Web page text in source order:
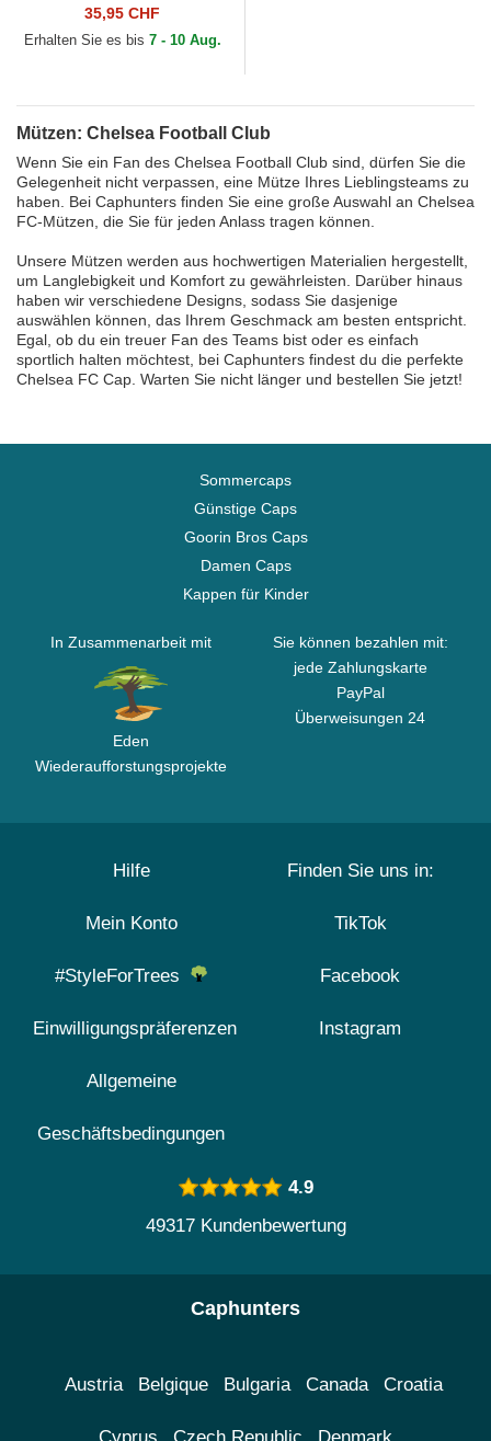
Stretch Snap Iridiscent der
Chelsea Football Club...
35,95 CHF
Erhalten Sie es bis 7 - 10 Aug.
Mützen: Chelsea Football Club
Wenn Sie ein Fan des Chelsea Football Club sind, dürfen Sie die
Gelegenheit nicht verpassen, eine Mütze Ihres Lieblingsteams zu
haben. Bei Caphunters finden Sie eine große Auswahl an Chelsea
FC-Mützen, die Sie für jeden Anlass tragen können.
Unsere Mützen werden aus hochwertigen Materialien hergestellt,
um Langlebigkeit und Komfort zu gewährleisten. Darüber hinaus
haben wir verschiedene Designs, sodass Sie dasjenige
auswählen können, das Ihrem Geschmack am besten entspricht.
Egal, ob du ein treuer Fan des Teams bist oder es einfach
sportlich halten möchtest, bei Caphunters findest du die perfekte
Chelsea FC Cap. Warten Sie nicht länger und bestellen Sie jetzt!
Sommercaps
Günstige Caps
Goorin Bros Caps
Damen Caps
Kappen für Kinder
In Zusammenarbeit mit
Eden
Wiederaufforstungsprojekte
Sie können bezahlen mit:
jede Zahlungskarte
PayPal
Überweisungen 24
Hilfe
Mein Konto
#StyleForTrees
Einwilligungspräferenzen
Allgemeine
Geschäftsbedingungen
Finden Sie uns in:
TikTok
Facebook
Instagram
4.9
49317 Kundenbewertung
Caphunters
Austria Belgique Bulgaria Canada Croatia